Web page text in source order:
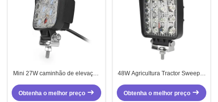
Mini 27W caminhão de elevação
Farol
Obtenha o melhor preço
48W Agricultura Tractor Sweeper
Com Interruptor
Obtenha o melhor preço